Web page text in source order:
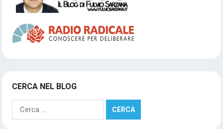
CERCA NEL BLOG
Ricerca
per: